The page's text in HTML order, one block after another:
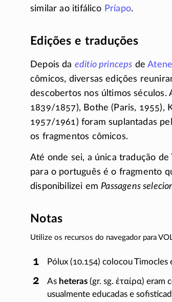
similar ao itifálico Príapo.
Edições e traduções
Depois da editio princeps de
cômicos, diversas edições
descobertos nos últimos séculos.
1839/1857), Bothe (Paris, 1955),
1957/1961) foram suplantadas
os fragmentos cômicos.
Até onde sei, a única tradução de
para o português é o fragmento
disponibilizei em Passagens
Notas
Utilize os recursos do navegador para
Pólux (10.154) colocou
As heteras(gr. sg. ἑταίρα) eram
usualmente educadas e